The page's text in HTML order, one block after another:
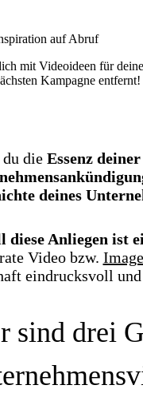
auf Abruf
mit Videoideen für
Kampagne entfernt!
die Essenz
deines
diese Anliegen ist
Video bzw.
eindrucksvoll
sind drei